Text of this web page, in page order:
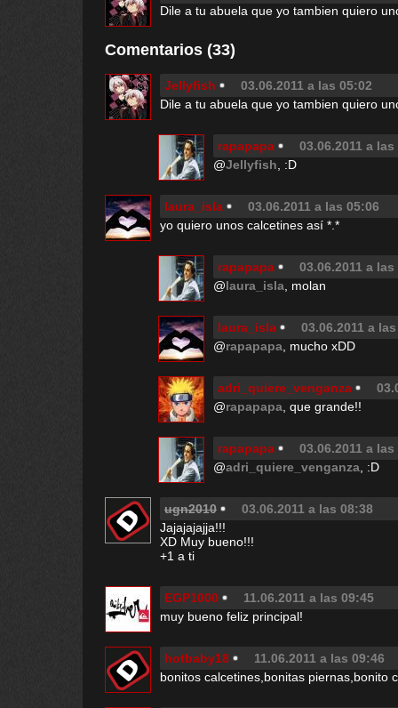
Dile a tu abuela que yo tambien quiero
Comentarios (33)
Jellyfish
03.06.2011 a las 05:02
Dile a tu abuela que yo tambien quiero
rapapapa
03.06.2011 a las
@Jellyfish , :D
laura_isla
03.06.2011 a las 05:06
yo quiero unos calcetines así *.*
rapapapa
03.06.2011 a las
@laura_isla , molan
laura_isla
03.06.2011 a
@rapapapa , mucho xDD
adri_quiere_venganza
@rapapapa , que grande!!
rapapapa
03.06.2011 a las
@adri_quiere_venganza , :D
ugn2010
03.06.2011 a las 08:38
Jajajajajja!!!
XD Muy bueno!!!
+1 a ti
EGP1000
11.06.2011 a las 09:45
muy bueno feliz principal!
hotbaby18
11.06.2011 a las 09:46
bonitos calcetines,bonitas piernas,bonito